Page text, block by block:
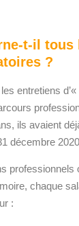
t-il tous
?
entretiens d’«
ils avaient
décembre
professionnels
chaque
: